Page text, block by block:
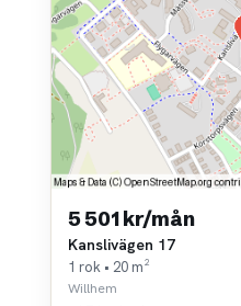
5 501 kr/mån
Kanslivägen 17
1 rok • 20 m²
Willhem